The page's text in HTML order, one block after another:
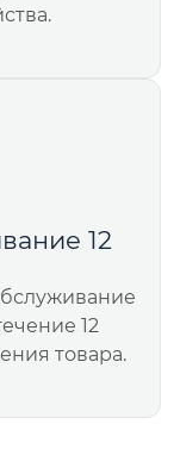
12
12
товара.